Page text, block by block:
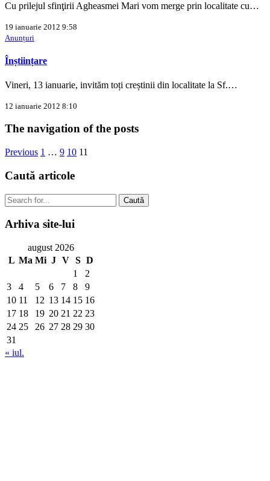
Cu prilejul sfinţirii Agheasmei Mari vom merge prin localitate cu…
19 ianuarie 2012 9:58
Anunțuri
Înștiințare
Vineri, 13 ianuarie, invităm toți creștinii din localitate la Sf.…
12 ianuarie 2012 8:10
The navigation of the posts
Previous 1 … 9 10 11
Caută articole
Caută
Arhiva site-lui
august 2026
L Ma Mi J V S D
1
2
3
4 5 6 7 8
9
10 11 12 13 14 15 16
17 18 19 20 21 22 23
24 25 26 27 28 29 30
31
« iul.